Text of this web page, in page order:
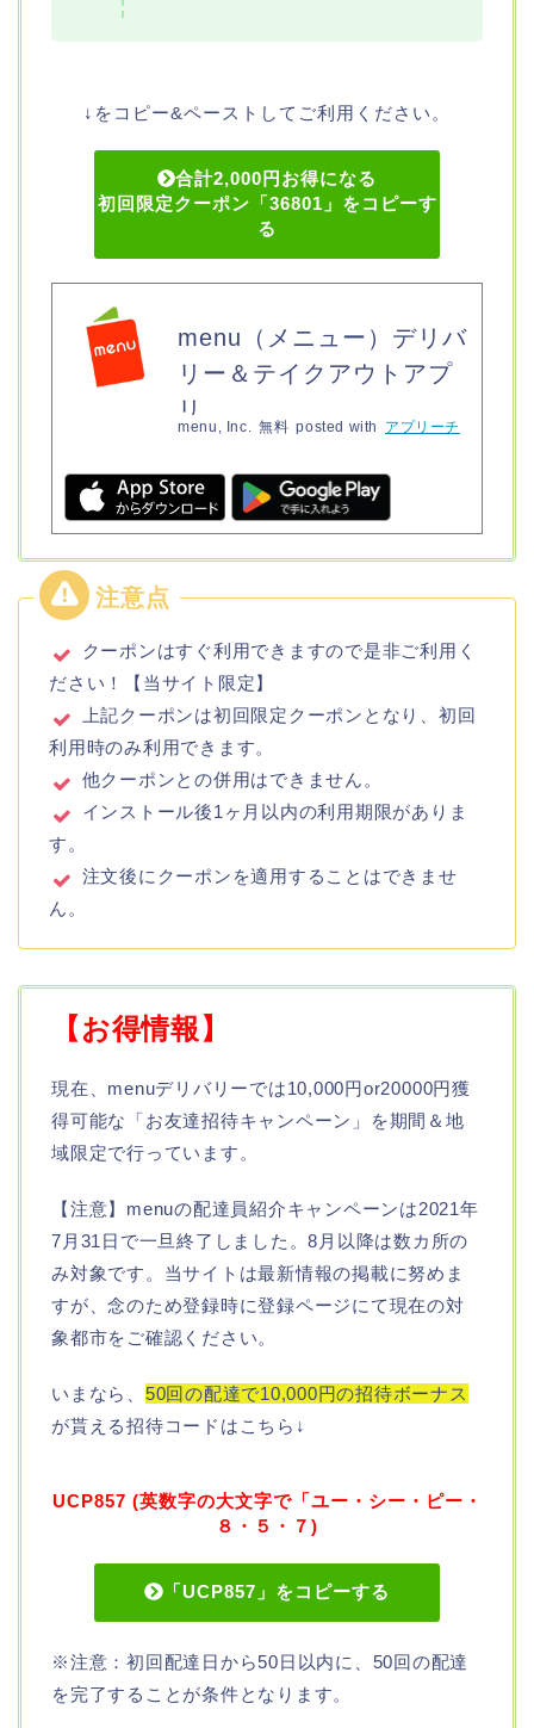
↓をコピー&ペーストしてご利用ください。
合計2,000円お得になる
初回限定クーポン「36801」をコピーす
る
menu（メニュー）デリバ
リー＆テイクアウトアプ
リ
menu, Inc. 無料 posted with アプリーチ
クーポンはすぐ利用できますので是非ご利用く
ださい！【当サイト限定】
上記クーポンは初回限定クーポンとなり、初回
利用時のみ利用できます。
他クーポンとの併用はできません。
インストール後1ヶ月以内の利用期限がありま
す。
注文後にクーポンを適用することはできませ
ん。
【お得情報】
現在、menuデリバリーでは10,000円or20000円獲
得可能な「お友達招待キャンペーン」を期間＆地
域限定で行っています。
【注意】menuの配達員紹介キャンペーンは2021年
7月31日で一旦終了しました。8月以降は数カ所の
み対象です。当サイトは最新情報の掲載に努めま
すが、念のため登録時に登録ページにて現在の対
象都市をご確認ください。
いまなら、 50回の配達で10,000円の招待ボーナス
が貰える招待コードはこちら↓
UCP857 (英数字の大文字で「ユー・シー・ピー・
８・５・７)
「UCP857」をコピーする
※注意：初回配達日から50日以内に、50回の配達
を完了することが条件となります。